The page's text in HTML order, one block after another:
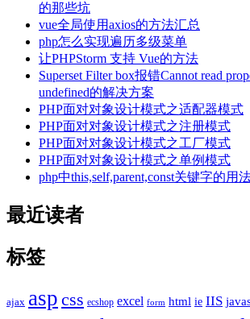
的那些坑
vue全局使用axios的方法汇总
php怎么实现遍历多级菜单
让PHPStorm 支持 Vue的方法
Superset Filter box报错Cannot read
undefined的解决方案
PHP面对对象设计模式之适配器模式
PHP面对对象设计模式之注册模式
PHP面对对象设计模式之工厂模式
PHP面对对象设计模式之单例模式
php中this,self,parent,const关键字的用
最近读者
标签
ajax asp css ecshop excel form html ie IIS